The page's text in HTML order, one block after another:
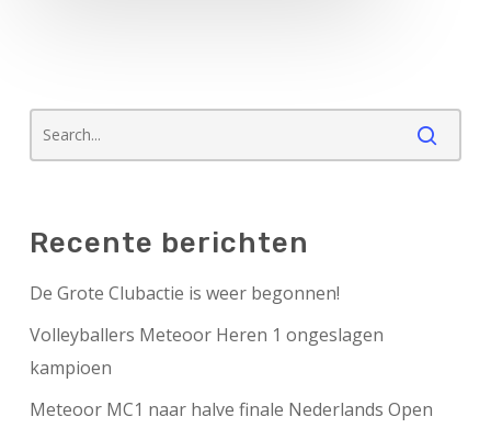
Recente berichten
De Grote Clubactie is weer begonnen!
Volleyballers Meteoor Heren 1 ongeslagen
kampioen
Meteoor MC1 naar halve finale Nederlands Open